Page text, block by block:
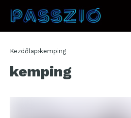
Kezdőlap kemping
kemping